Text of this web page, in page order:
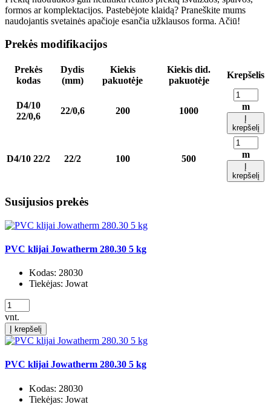
formos ar komplektacijos. Pastebėjote klaidą? Praneškite mums
naudojantis svetainės apačioje esančia užklausos forma. Ačiū!
Prekės modifikacijos
Prekės
kodas
Dydis
(mm)
Kiekis
pakuotėje
Kiekis did.
pakuotėje
Krepšelis
D4/10
22/0,6
22/0,6 200 1000 m
krepšelį
D4/10 22/2 22/2 100 500 m
krepšelį
Susijusios prekės
PVC klijai Jowatherm 280.30 5 kg
Kodas: 28030
Tiekėjas: Jowat
vnt.
Į krepšelį
PVC klijai Jowatherm 280.30 5 kg
Kodas: 28030
Tiekėjas: Jowat